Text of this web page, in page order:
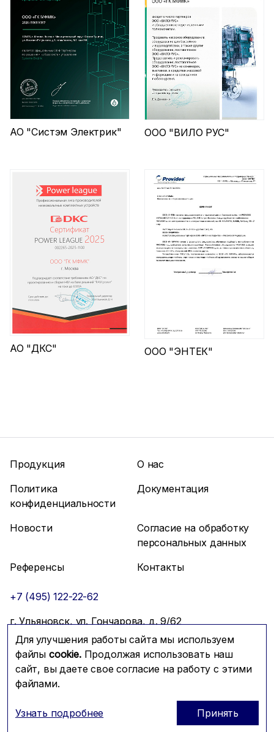
АО "Систэм Электрик" ООО "ВИЛО РУС"
АО "ДКС" ООО "ЭНТЕК"
Для улучшения работы сайта мы используем
файлы cookie.Продолжая использовать наш
сайт, вы даете свое согласие на работу с этими
файлами.
Узнать подробнее Принять
Продукция
О нас
Политика
конфиденциальности
Документация
Новости
Согласие на обработку
персональных данных
Референсы
Контакты
+7 (495) 122-22-62
г. Ульяновск, ул. Гончарова, д. 9/62
info@mfmc.ru
Связаться с нами
© 2026 Компания МФМК
Prominado